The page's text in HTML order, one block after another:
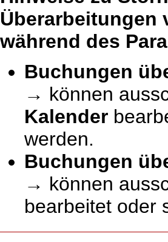
Überarbeitungen
während des
Buchungen
→ können
Kalender
werden.
Buchungen
→ können
bearbeitet oder